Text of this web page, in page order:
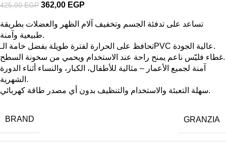
425,00EGP 362,00 EGP
تساعد على تدفئة الجسم وتخفيف آلام الظهر والعضلات بطريقة
طبيعية وآمنة.
تحافظ على الحرارة لفترة طويلة بفضل خامة الـPVC عالية الجودة.
غطاء فليّس ناعم يمنح راحة عند الاستخدام ويحمي من سخونة السطح.
آمنة لجميع الأعمار – مثالية للأطفال، الكبار، والنساء أثناء الدورة
الشهرية.
سهلة التعبئة والاستخدام والتنظيف بدون أي مصدر طاقة كهربائي.
BRAND GRANZIA